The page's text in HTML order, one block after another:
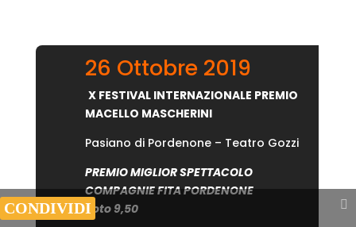
26 Ottobre 2019
X FESTIVAL INTERNAZIONALE PREMIO
MACELLO MASCHERINI
Pasiano di Pordenone – Teatro Gozzi
PREMIO MIGLIOR SPETTACOLO
COMPAGNIE FITA PORDENONE
voto 9,50
Share This